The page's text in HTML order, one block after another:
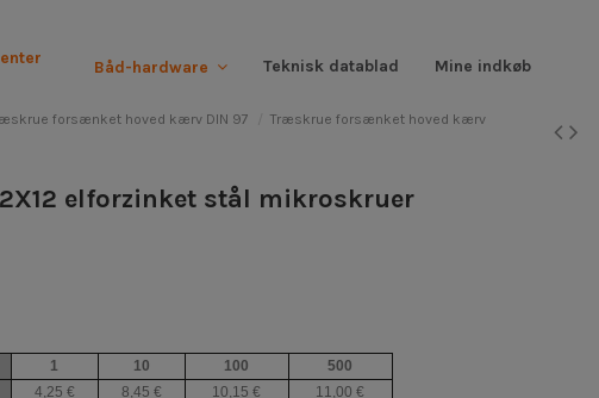
Båd-hardware Teknisk datablad Mine indkøb
forsænket hoved kærv DIN 97
Træskrue forsænket hoved kærv
elforzinket stål mikroskruer
1 10 100 500
4,25 € 8,45 € 10,15 € 11,00 €